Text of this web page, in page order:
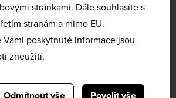
Dále souhlasíte s
stranám a mimo EU.
Vámi poskytnuté informace jsou
zneužití.
Odmítnout vše Povolit vše
KATALOG KURZŮ
SLUŽBY
REFERENCE
KONTAKTY
OSOBNÍCH ÚDAJŮ